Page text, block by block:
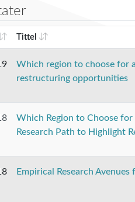
Tittel
Which region to choose for
restructuring opportunities
Which Region to Choose
Research Path to Highlight
Empirical Research